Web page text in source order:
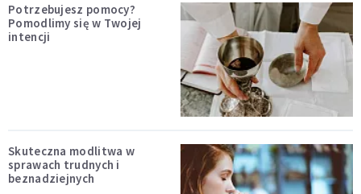
Potrzebujesz pomocy?
Pomodlimy się w Twojej
intencji
Skuteczna modlitwa w
sprawach trudnych i
beznadziejnych